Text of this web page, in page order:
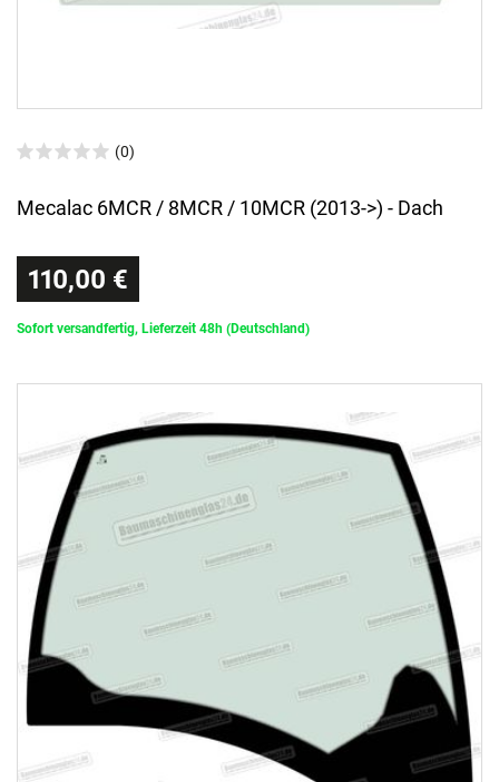
(0)
Mecalac 6MCR / 8MCR / 10MCR (2013->) - Dach
110,00 €
Sofort versandfertig, Lieferzeit 48h (Deutschland)